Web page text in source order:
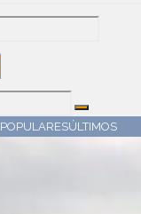
POPULARESÚLTIMOS